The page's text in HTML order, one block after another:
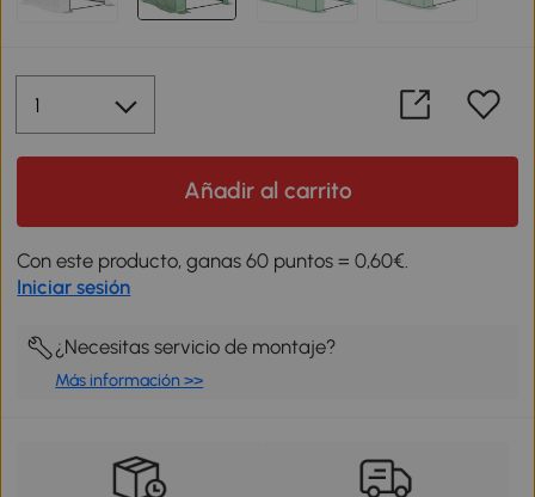
Añadir al carrito
Con este producto, ganas 60 puntos = 0,60€.
Iniciar sesión
¿Necesitas servicio de montaje?
Más información >>